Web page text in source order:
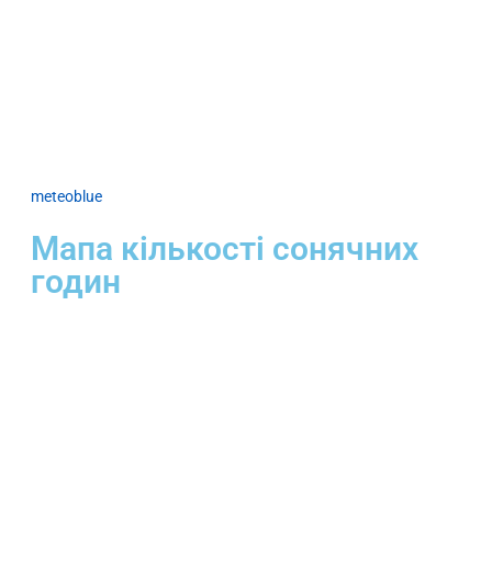
meteoblue
Мапа кількості сонячних
годин